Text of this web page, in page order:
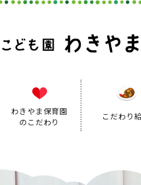
わきやま保育園
のこだわり
こだわり